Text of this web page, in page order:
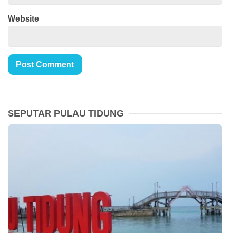
Website
SEPUTAR PULAU TIDUNG